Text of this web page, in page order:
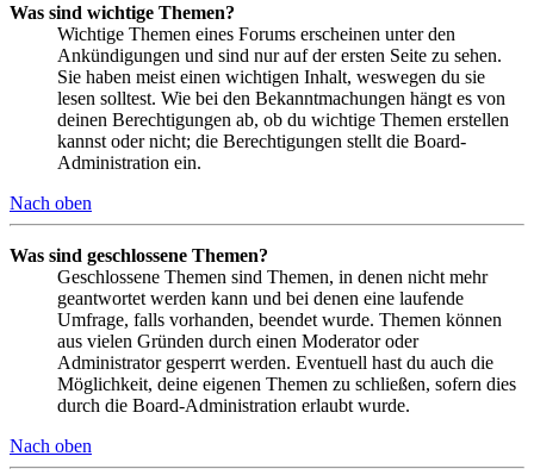
Was sind wichtige Themen?
Wichtige Themen eines Forums erscheinen unter den
Ankündigungen und sind nur auf der ersten Seite zu sehen.
Sie haben meist einen wichtigen Inhalt, weswegen du sie
lesen solltest. Wie bei den Bekanntmachungen hängt es von
deinen Berechtigungen ab, ob du wichtige Themen erstellen
kannst oder nicht; die Berechtigungen stellt die Board-
Administration ein.
Nach oben
Was sind geschlossene Themen?
Geschlossene Themen sind Themen, in denen nicht mehr
geantwortet werden kann und bei denen eine laufende
Umfrage, falls vorhanden, beendet wurde. Themen können
aus vielen Gründen durch einen Moderator oder
Administrator gesperrt werden. Eventuell hast du auch die
Möglichkeit, deine eigenen Themen zu schließen, sofern dies
durch die Board-Administration erlaubt wurde.
Nach oben